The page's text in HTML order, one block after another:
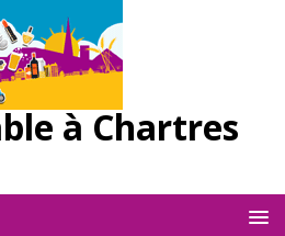
à Chartres